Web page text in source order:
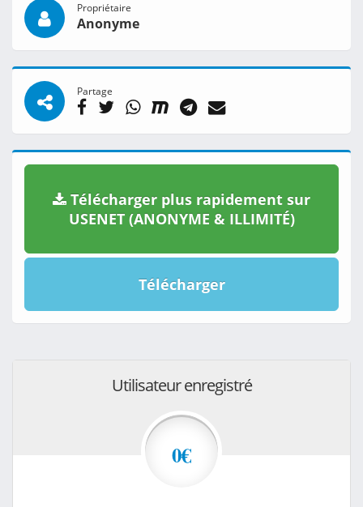
Propriétaire
Anonyme
Partage
Télécharger plus rapidement sur
USENET (ANONYME & ILLIMITÉ)
Télécharger
Utilisateur enregistré
0€